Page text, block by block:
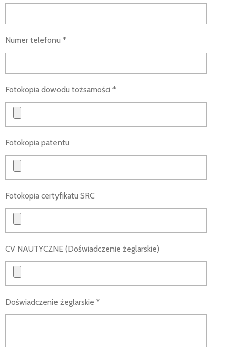
Numer telefonu *
Fotokopia dowodu tożsamości *
Fotokopia patentu
Fotokopia certyfikatu SRC
CV NAUTYCZNE (Doświadczenie żeglarskie)
Doświadczenie żeglarskie *